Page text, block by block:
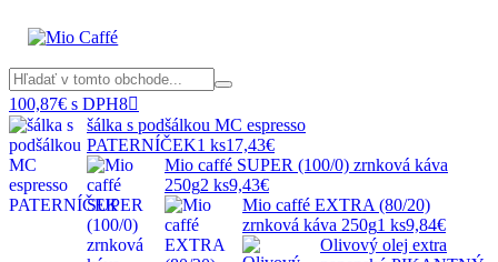
100,87€ s DPH8
šálka s podšálkou MC espresso
PATERNÍČEK1 ks17,43€
Mio caffé SUPER (100/0) zrnková káva
250g2 ks9,43€
Mio caffé EXTRA (80/20)
zrnková káva 250g1 ks9,84€
Olivový olej extra